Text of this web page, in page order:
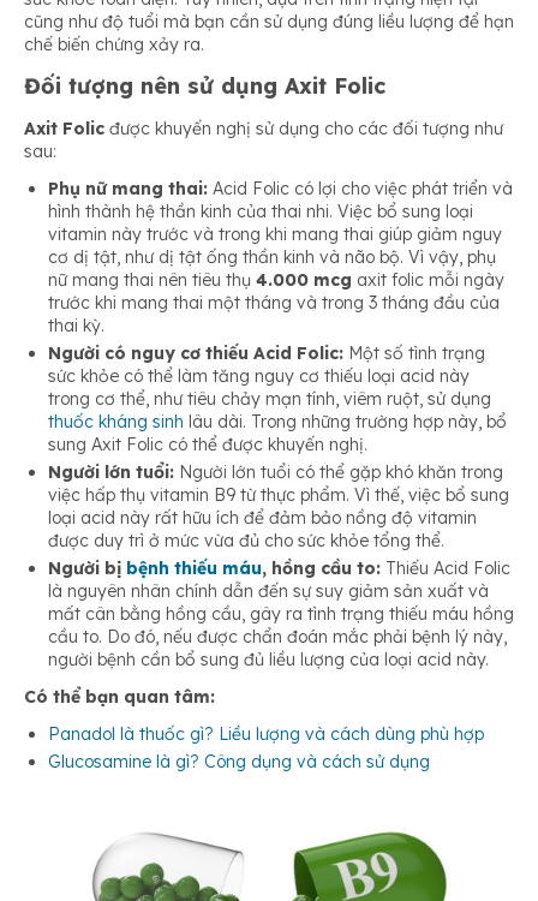
cũng như độ tuổi mà bạn cần sử dụng đúng liều lượng để hạn
chế biến chứng xảy ra.
Đối tượng nên sử dụng Axit Folic
Axit Folic được khuyến nghị sử dụng cho các đối tượng như
sau:
Phụ nữ mang thai: Acid Folic có lợi cho việc phát triển và
hình thành hệ thần kinh của thai nhi. Việc bổ sung loại
vitamin này trước và trong khi mang thai giúp giảm nguy
cơ dị tật, như dị tật ống thần kinh và não bộ. Vì vậy, phụ
nữ mang thai nên tiêu thụ 4.000 mcg axit folic mỗi ngày
trước khi mang thai một tháng và trong 3 tháng đầu của
thai kỳ.
Người có nguy cơ thiếu Acid Folic: Một số tình trạng
sức khỏe có thể làm tăng nguy cơ thiếu loại acid này
trong cơ thể, như tiêu chảy mạn tính, viêm ruột, sử dụng
thuốc kháng sinh lâu dài. Trong những trường hợp này, bổ
sung Axit Folic có thể được khuyến nghị.
Người lớn tuổi: Người lớn tuổi có thể gặp khó khăn trong
việc hấp thụ vitamin B9 từ thực phẩm. Vì thế, việc bổ sung
loại acid này rất hữu ích để đảm bảo nồng độ vitamin
được duy trì ở mức vừa đủ cho sức khỏe tổng thể.
Người bị bệnh thiếu máu, hồng cầu to: Thiếu Acid Folic
là nguyên nhân chính dẫn đến sự suy giảm sản xuất và
mất cân bằng hồng cầu, gây ra tình trạng thiếu máu hồng
cầu to. Do đó, nếu được chẩn đoán mắc phải bệnh lý này,
người bệnh cần bổ sung đủ liều lượng của loại acid này.
Có thể bạn quan tâm:
Panadol là thuốc gì? Liều lượng và cách dùng phù hợp
Glucosamine là gì? Công dụng và cách sử dụng